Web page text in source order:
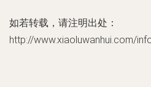
如若转载，请注明出处：
http://www.xiaoluwanhui.com/